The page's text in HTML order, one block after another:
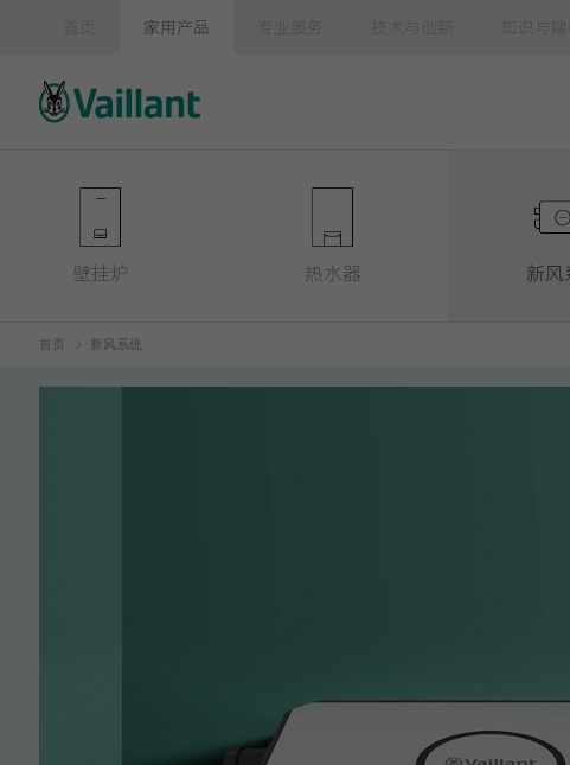
首页 家用产品 专业服务 技术与创新 知识与建
壁挂炉 热水器 新风
首页 新风系统